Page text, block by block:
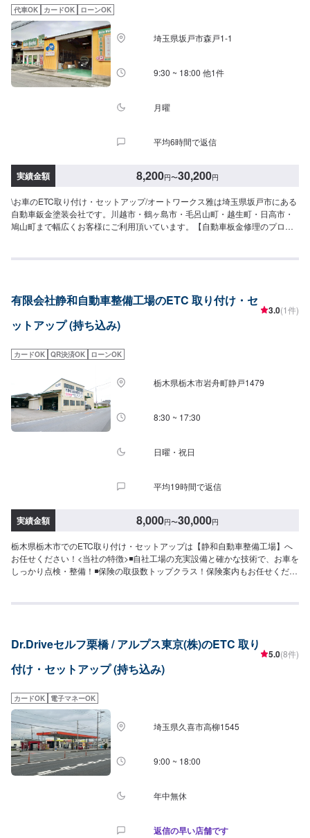
代車OK カードOK ローンOK
埼玉県坂戸市森戸1-1
9:30 ~ 18:00 他1件
月曜
平均6時間で返信
実績金額 8,200円〜30,200円
\お車のETC取り付け・セットアップ/オートワークス雅は埼玉県坂戸市にある
自動車鈑金塗装会社です。川越市・鶴ヶ島市・毛呂山町・越生町・日高市・
鳩山町まで幅広くお客様にご利用頂いています。【自動車板金修理のプロシ
ております。保険適用の修理ももちろん承ります。お気軽にご相談くださ
間・定休日】⏰営業時間：9時30分〜18時🗓定休日：月曜・祝日
有限会社静和自動車整備工場のETC 取り付け・セ
ットアップ (持ち込み)
3.0(1件)
カードOK QR決済OK ローンOK
栃木県栃木市岩舟町静戸1479
8:30 ~ 17:30
日曜・祝日
平均19時間で返信
実績金額 8,000円〜30,000円
栃木県栃木市でのETC取り付け・セットアップは【静和自動車整備工場】へ
お任せください！<当社の特徴>◾自社工場の充実設備と確かな技術で、お車を
しっかり点検・整備！◾保険の取扱数トップクラス！保険案内もお任せくださ
たい…★お時間があまり取れない…などのご相談もお気軽にどうぞ！【1】オ
度で納車となります。納期は前後する場合がございます。予めご了承くださ
い。-----代車について-----代車をご用意しています。お車の作業中は代車をご
利用ください。※代車の燃料代はお客様にご負担いただいております。-----ご
ペースは事務所前の空いているスペースに駐車してください。受付はスタッ
フへ「メンテモで予約しました」とお伝えください。ご案内いたします。
【定休日・営業時間】定休日：日曜日、祝日営業時間：8:30~17:30
Dr.Driveセルフ栗橋 / アルプス東京(株)のETC 取り
付け・セットアップ (持ち込み)
5.0(8件)
カードOK 電子マネーOK
埼玉県久喜市高柳1545
9:00 ~ 18:00
年中無休
返信の早い店舗です